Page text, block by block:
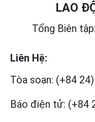
LAO
Tổng Biên
Liên Hệ:
Tòa soạn: (+84
Báo điện tử: (+84